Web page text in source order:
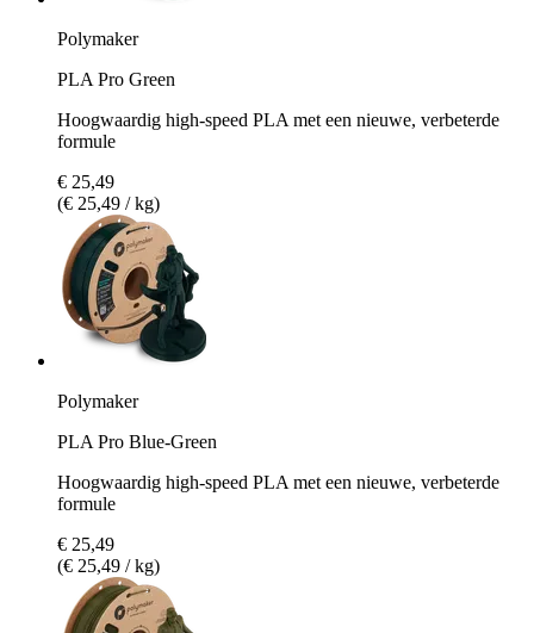
Polymaker
PLA Pro Green
Hoogwaardig high-speed PLA met een nieuwe, verbeterde
formule
€ 25,49
(€ 25,49 / kg)
Polymaker
PLA Pro Blue-Green
Hoogwaardig high-speed PLA met een nieuwe, verbeterde
formule
€ 25,49
(€ 25,49 / kg)